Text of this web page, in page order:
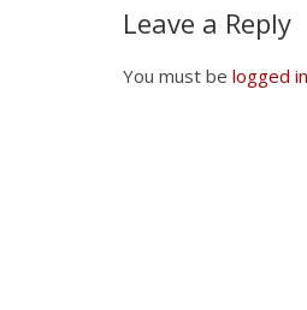
Leave a Reply
You must be logged in